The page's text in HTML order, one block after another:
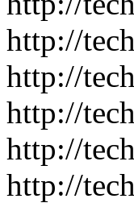
http://
http://
http://
http://
http://